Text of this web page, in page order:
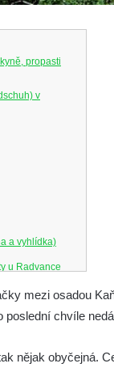
propasti
v
a vyhlídka)
u Radvance
Čáp v
mezi osadou
poslední chvíle
nějak obyčejná.